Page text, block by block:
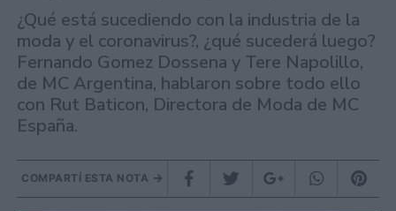
¿Qué está sucediendo con la industria de la
moda y el coronavirus?, ¿qué sucederá luego?
Fernando Gomez Dossena y Tere Napolillo,
de MC Argentina, hablaron sobre todo ello
con Rut Baticon, Directora de Moda de MC
España.
COMPARTÍ ESTA NOTA